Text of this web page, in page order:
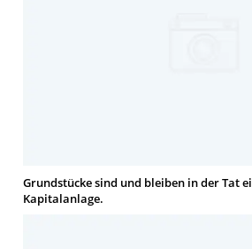
Grundstücke sind und bleiben in der Tat
Kapitalanlage.